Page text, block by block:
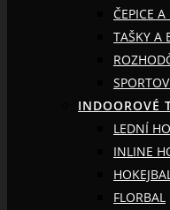
ČEPICE
TAŠKY A
INDOOROVÉ
LEDNÍ
INLINE
HOKEJBAL
FLORBAL